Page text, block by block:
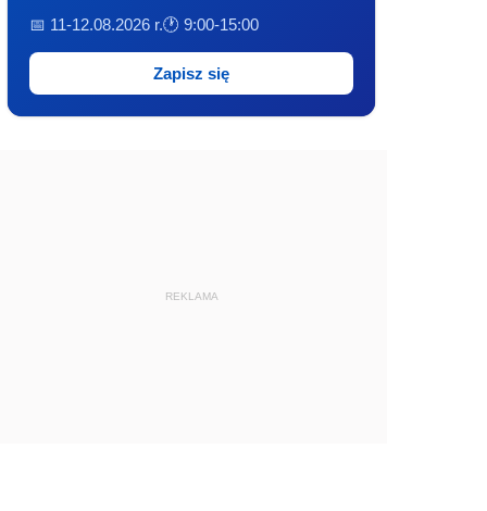
📅 11-12.08.2026 r.🕐 9:00-15:00
Zapisz się
REKLAMA